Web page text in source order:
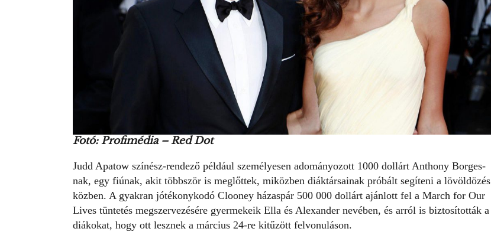
Fotó: Profimédia – Red Dot
Judd Apatow színész-rendező például személyesen adományozott 1000 dollárt Anthony Borges-
nak, egy fiúnak, akit többször is meglőttek, miközben diáktársainak próbált segíteni a lövöldözés
közben. A gyakran jótékonykodó Clooney házaspár 500 000 dollárt ajánlott fel a March for Our
Lives tüntetés megszervezésére gyermekeik Ella és Alexander nevében, és arról is biztosították a
diákokat, hogy ott lesznek a március 24-re kitűzött felvonuláson.